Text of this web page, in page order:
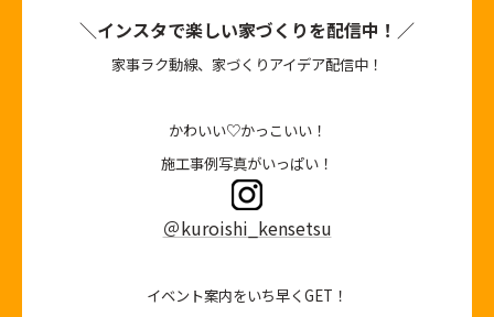
＼インスタで楽しい家づくりを配信中！／
家事ラク動線、家づくりアイデア配信中！
かわいい♡かっこいい！
施工事例写真がいっぱい！
＠kuroishi_kensetsu
イベント案内をいち早くGET！